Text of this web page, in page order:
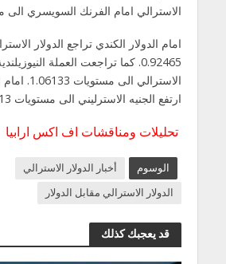
الاسترالي امام الفرنك السويسري الى
امام الدولار الكندي تراجع الدولار
0.92465. كما تراجعت العملة
الاسترالي
ارتفع الجنيه الاسترليني الى مستويات 0.53813.
تحليلات ومناقشات اف اكس ارابيا
الوسوم
أخبار الدولار الاسترالي
الدولار الاسترالي مقابل الدولار
قد يعجبك كذلك